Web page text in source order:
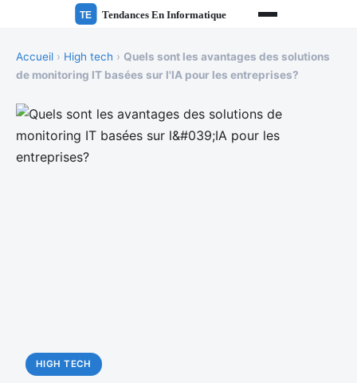
Accueil › High tech › Quels sont les avantages des solutions
de monitoring IT basées sur l'IA pour les entreprises?
HIGH TECH